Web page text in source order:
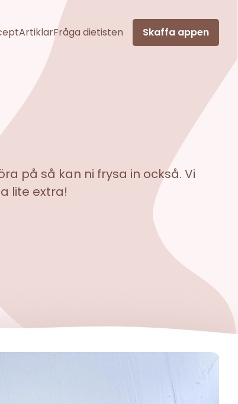
ArtiklarFråga dietisten Skaffa appen
på så kan ni frysa in också. Vi
lite extra!